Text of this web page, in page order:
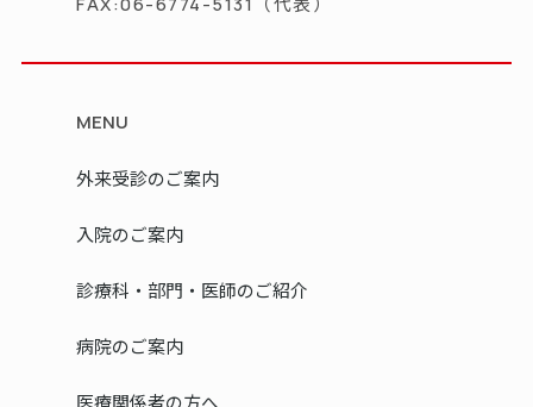
MENU
外来受診のご案内
入院のご案内
診療科・部門・医師のご紹介
病院のご案内
医療関係者の方へ